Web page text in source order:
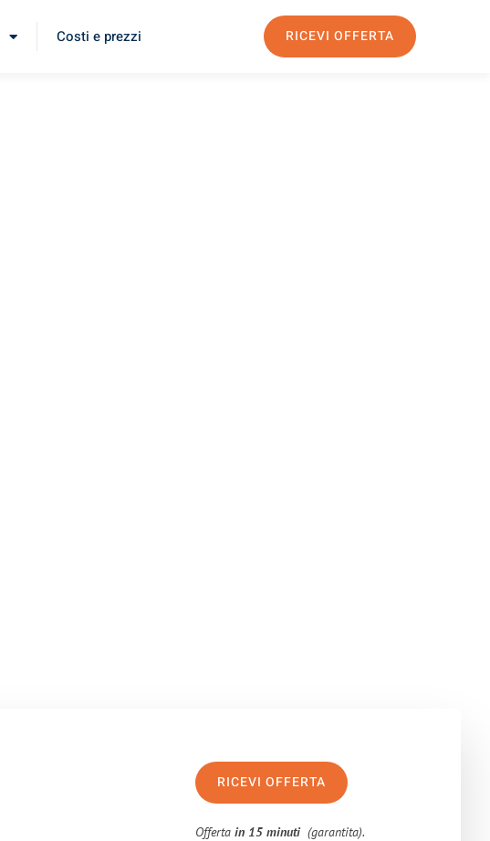
Costi e prezzi RICEVI OFFERTA
RICEVI OFFERTA
Offertain 15 minuti (garantita).